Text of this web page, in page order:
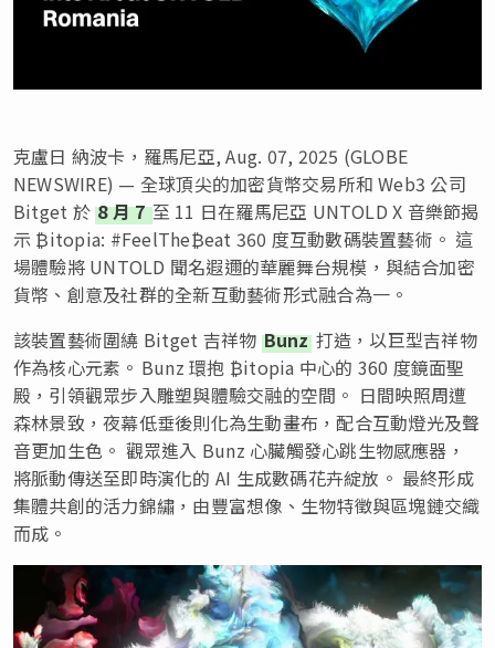
克盧日 納波卡，羅馬尼亞, Aug. 07, 2025 (GLOBE
NEWSWIRE) — 全球頂尖的加密貨幣交易所和 Web3 公司
Bitget 於8 月 7至 11 日在羅馬尼亞 UNTOLD X 音樂節揭
示 ₿itopia: #FeelThe₿eat 360 度互動數碼裝置藝術。 這
場體驗將 UNTOLD 聞名遐邇的華麗舞台規模，與結合加密
貨幣、創意及社群的全新互動藝術形式融合為一。
該裝置藝術圍繞 Bitget 吉祥物 Bunz打造，以巨型吉祥物
作為核心元素。 Bunz 環抱 ₿itopia 中心的 360 度鏡面聖
殿，引領觀眾步入雕塑與體驗交融的空間。 日間映照周遭
森林景致，夜幕低垂後則化為生動畫布，配合互動燈光及聲
音更加生色。 觀眾進入 Bunz 心臟觸發心跳生物感應器，
將脈動傳送至即時演化的 AI 生成數碼花卉綻放。 最終形成
集體共創的活力錦繡，由豐富想像、生物特徵與區塊鏈交織
而成。